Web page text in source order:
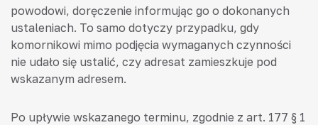
powodowi, doręczenie informując go o dokonanych
ustaleniach. To samo dotyczy przypadku, gdy
komornikowi mimo podjęcia wymaganych czynności
nie udało się ustalić, czy adresat zamieszkuje pod
wskazanym adresem.
Po upływie wskazanego terminu, zgodnie z art. 177 § 1